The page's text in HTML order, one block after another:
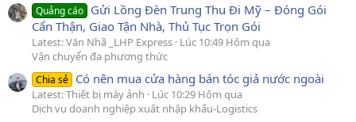
Quảng cáo Gửi Lồng Đèn Trung Thu Đi Mỹ – Đóng Gói
Cẩn Thận, Giao Tận Nhà, Thủ Tục Trọn Gói
Latest: Văn Nhã _LHP Express Lúc 10:49 Hôm qua
Vận chuyển đa phương thức
Chia sẻ Có nên mua cửa hàng bán tóc giả nước ngoài
Latest: Thiết bị máy ảnh
Lúc 10:29 Hôm qua
Dịch vụ doanh nghiệp xuất nhập khẩu-Logistics